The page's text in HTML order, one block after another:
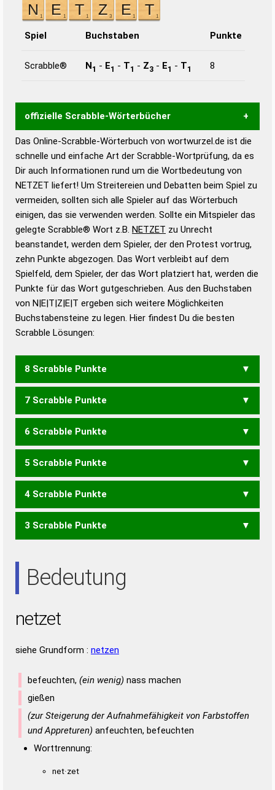
Spiel Buchstaben Punkte
Scrabble® N1 - E1 - T1 - Z3 - E1 - T1 8
offizielle Scrabble-Wörterbücher
Wortwurzel liefert mit Hilfe eines semantischen
Wortanalyse-Algorithmus gute Anhaltspunkte zu
Wortbedeutung, Worttrennung und Wortform, um die
Gültigkeit eines Wortes für das Scrabble-Spiel zu
bestimmen!
zugelassene Turnier Scrabble-
Wörterbücher sind:
Duden – Standardwerk in 12 Bänden
Duden – Richtiges und gutes
Deutsch
Duden – Die deutsche Grammatik
Duden – Deutsches
Das Online-Scrabble-Wörterbuch von wortwurzel.de ist die
schnelle und einfache Art der Scrabble-Wortprüfung, da es
Dir auch Informationen rund um die Wortbedeutung von
NETZET liefert! Um Streitereien und Debatten beim Spiel zu
vermeiden, sollten sich alle Spieler auf das Wörterbuch
einigen, das sie verwenden werden. Sollte ein Mitspieler das
gelegte Scrabble® Wort z.B. NETZET zu Unrecht
beanstandet, werden dem Spieler, der den Protest vortrug,
zehn Punkte abgezogen. Das Wort verbleibt auf dem
Spielfeld, dem Spieler, der das Wort platziert hat, werden die
Punkte für das Wort gutgeschrieben. Aus den Buchstaben
von N|E|T|Z|E|T ergeben sich weitere Möglichkeiten
Buchstabensteine zu legen. Hier findest Du die besten
Scrabble Lösungen:
8 Scrabble Punkte
NETZTE
7 Scrabble Punkte
NETZT
6 Scrabble Punkte
ZENT ZETT
5 Scrabble Punkte
ZEN NETTE
4 Scrabble Punkte
ENTE NETT TEEN
3 Scrabble Punkte
Bedeutung
netzet
siehe Grundform : netzen
befeuchten, (ein wenig) nass machen
gießen
(zur Steigerung der Aufnahmefähigkeit von Farbstoffen
und Appreturen) anfeuchten, befeuchten
Worttrennung:
net·zet